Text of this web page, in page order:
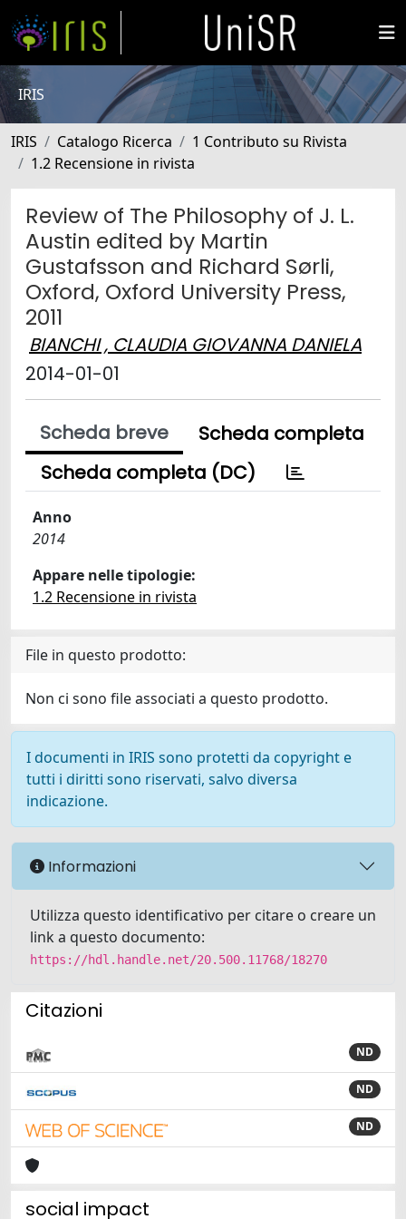
IRIS
IRIS Catalogo Ricerca
1 Contributo su Rivista
1.2 Recensione in rivista
Review of The Philosophy of J. L.
Austin edited by Martin
Gustafsson and Richard Sørli,
Oxford, Oxford University Press,
2011
BIANCHI , CLAUDIA GIOVANNA DANIELA
2014-01-01
Scheda breve
Scheda completa
Scheda completa (DC)
Anno
2014
Appare nelle tipologie:
1.2 Recensione in rivista
File in questo prodotto:
Non ci sono file associati a questo prodotto.
I documenti in IRIS sono protetti da copyright e
tutti i diritti sono riservati, salvo diversa
indicazione.
Informazioni
Utilizza questo identificativo per citare o creare un
link a questo documento:
https://hdl.handle.net/20.500.11768/18270
Citazioni
ND
ND
ND
social impact